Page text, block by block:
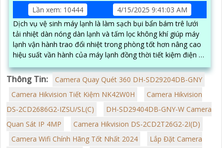
Lần xem: 10444
4/15/2025 9:41:03 AM
Dịch vụ vệ sinh máy lạnh là làm sạch bụi bẩn bám trê lưới
tải nhiệt dàn nóng dàn lạnh và tấm lọc không khí giúp máy
lạnh vận hành trao đổi nhiệt trong phòng tốt hơn nâng cao
hiệu suất vần hành của máy lạnh đồng thời tiết kiệm điện và
Thông Tin:
Camera Quay Quét 360 DH-SD29204DB-GNY
Camera Hikvision Tiết Kiệm NK42W0H
Camera Hikvision
DS-2CD2686G2-IZSU/SL(C)
DH-SD29404DB-GNY-W Camera
Quan Sát IP 4MP
Camera Hikvision DS-2CD2T26G2-2I(D)
Camera Wifi Chính Hãng Tốt Nhất 2024
Lắp Đặt Camera